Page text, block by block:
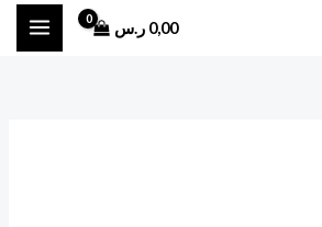
0,00 ر.س